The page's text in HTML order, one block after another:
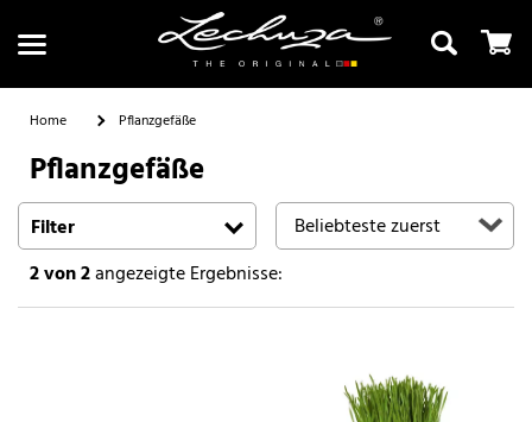
Suchen
Home Pflanzgefäße
Pflanzgefäße
Filter
2von 2angezeigte Ergebnisse: